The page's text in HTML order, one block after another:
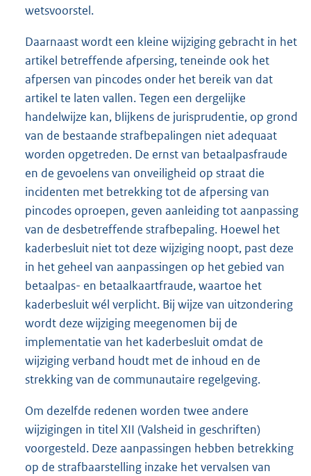
wetsvoorstel.
Daarnaast wordt een kleine wijziging gebracht in het
artikel betreffende afpersing, teneinde ook het
afpersen van pincodes onder het bereik van dat
artikel te laten vallen. Tegen een dergelijke
handelwijze kan, blijkens de jurisprudentie, op grond
van de bestaande strafbepalingen niet adequaat
worden opgetreden. De ernst van betaalpasfraude
en de gevoelens van onveiligheid op straat die
incidenten met betrekking tot de afpersing van
pincodes oproepen, geven aanleiding tot aanpassing
van de desbetreffende strafbepaling. Hoewel het
kaderbesluit niet tot deze wijziging noopt, past deze
in het geheel van aanpassingen op het gebied van
betaalpas- en betaalkaartfraude, waartoe het
kaderbesluit wél verplicht. Bij wijze van uitzondering
wordt deze wijziging meegenomen bij de
implementatie van het kaderbesluit omdat de
wijziging verband houdt met de inhoud en de
strekking van de communautaire regelgeving.
Om dezelfde redenen worden twee andere
wijzigingen in titel XII (Valsheid in geschriften)
voorgesteld. Deze aanpassingen hebben betrekking
op de strafbaarstelling inzake het vervalsen van